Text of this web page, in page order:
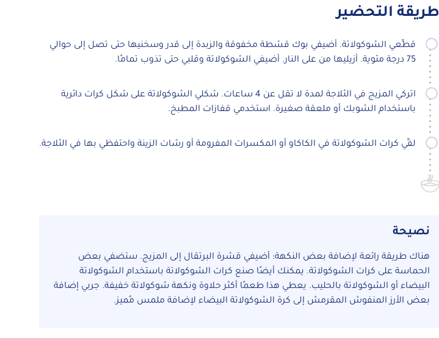
طريقة التحضير
قطِّعي الشوكولاتة. أضيفي بوك قشطة مخفوقة والزبدة إلى قدر وسخنيها حتى تصل إلى حوالي
75 درجة مئوية. أزيليها من على النار. أضيفي الشوكولاتة وقلبي حتى تذوب تمامًا.
اتركي المزيج في الثلاجة لمدة لا تقل عن 4 ساعات. شكلي الشوكولاتة على شكل كرات دائرية
باستخدام الشوبك أو ملعقة صغيرة. استخدمي قفازات المطبخ.
لفِّي كرات الشوكولاتة في الكاكاو أو المكسرات المفرومة أو رشات الزينة واحتفظي بها في الثلاجة.
نصيحة
هناك طريقة رائعة لإضافة بعض النكهة: أضيفي قشرة البرتقال إلى المزيج. ستضفي بعض
الحماسة على كرات الشوكولاتة. يمكنك أيضًا صنع كرات الشوكولاتة باستخدام الشوكولاتة
البيضاء أو الشوكولاتة بالحليب. يعطي هذا طعمًا أكثر حلاوة ونكهة شوكولاتة خفيفة. جربي إضافة
بعض الأرز المنفوش المقرمش إلى كرة الشوكولاتة البيضاء لإضافة ملمس مُميز.